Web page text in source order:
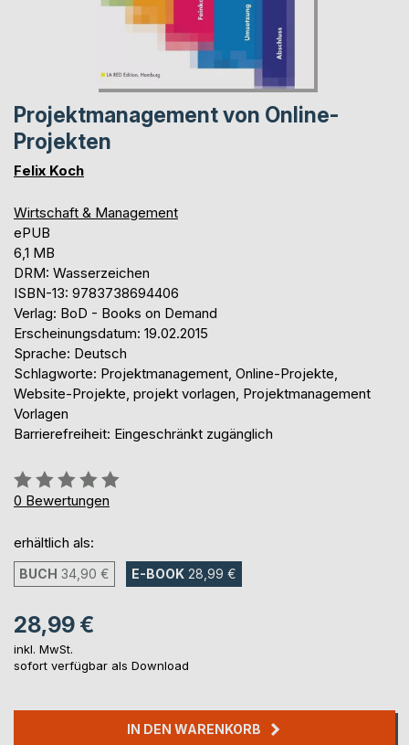
Projektmanagement von Online-
Projekten
Felix Koch
Wirtschaft & Management
ePUB
6,1 MB
DRM: Wasserzeichen
ISBN-13: 9783738694406
Verlag: BoD - Books on Demand
Erscheinungsdatum: 19.02.2015
Sprache: Deutsch
Schlagworte: Projektmanagement, Online-Projekte,
Website-Projekte, projekt vorlagen, Projektmanagement
Vorlagen
Barrierefreiheit: Eingeschränkt zugänglich
Bewertung::
0%
0 Bewertungen
erhältlich als:
BUCH 34,90 € E-BOOK 28,99 €
28,99 €
inkl. MwSt.
sofort verfügbar als Download
IN DEN WARENKORB